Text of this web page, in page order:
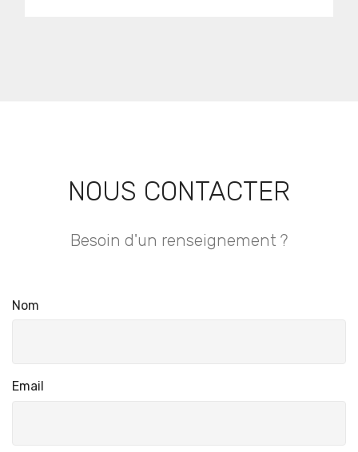
NOUS CONTACTER
Besoin d'un renseignement ?
Nom
Email